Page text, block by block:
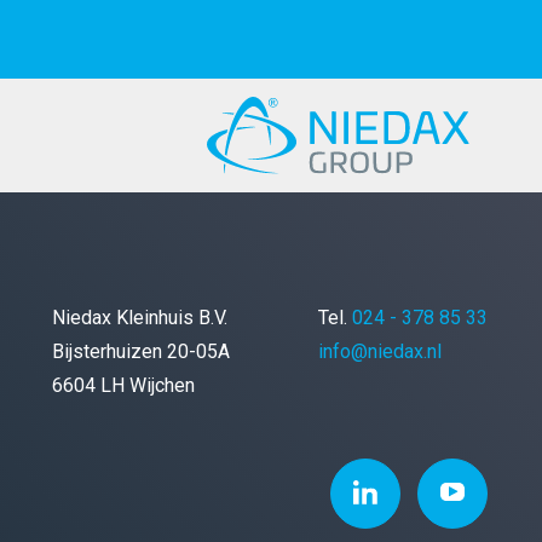
Niedax Kleinhuis B.V.
Bijsterhuizen 20-05A
6604 LH Wijchen
Tel. 024 - 378 85 33
info@niedax.nl